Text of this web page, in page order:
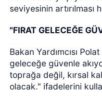
seviyesinin artırılması
"FIRAT GELECEĞE
Bakan Yardımcısı
geleceğe güvenle
toprağa değil, kırsal
olacak." ifadelerini